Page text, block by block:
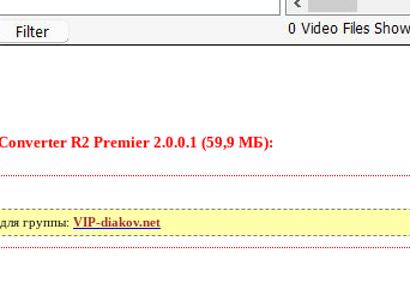
R2 Premier 2.0.0.1 (59,9 МБ):
группы: VIP-diakov.net